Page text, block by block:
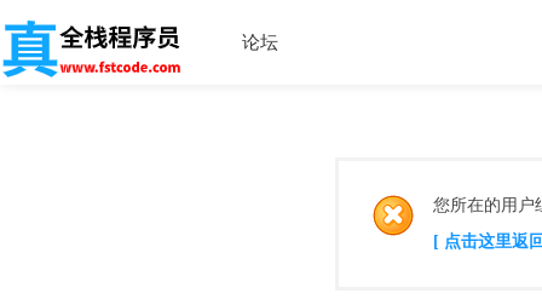
论坛
您所在的用户
[ 点击这里返